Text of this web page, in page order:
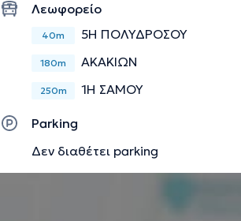
Λεωφορείο
40m 5Η ΠΟΛΥΔΡΟΣΟΥ
180m ΑΚΑΚΙΩΝ
250m 1Η ΣΑΜΟΥ
Parking
Δεν διαθέτει parking